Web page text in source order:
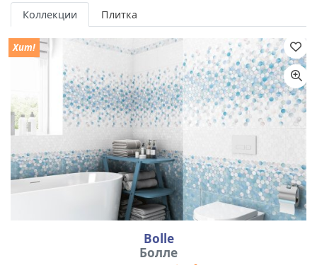
Бренд
Назначение
Цвет
Размер
Коллекции Плитка
Bolle
Болле
Хит!